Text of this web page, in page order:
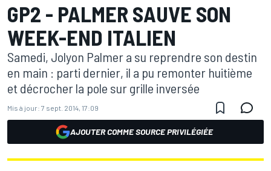
GP2 - PALMER SAUVE SON
WEEK-END ITALIEN
Samedi, Jolyon Palmer a su reprendre son destin
en main : parti dernier, il a pu remonter huitième
et décrocher la pole sur grille inversée
Mis à jour: 7 sept. 2014, 17:09
AJOUTER COMME SOURCE PRIVILÉGIÉE